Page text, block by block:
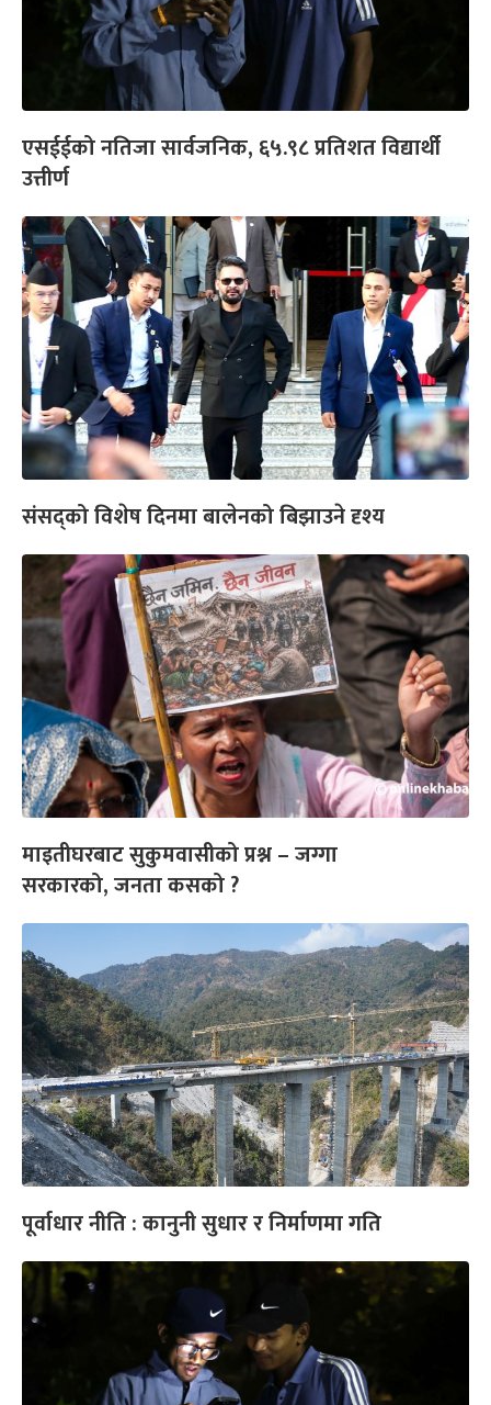
एसईईको नतिजा सार्वजनिक, ६५.९८ प्रतिशत विद्यार्थी
उत्तीर्ण
संसद्को विशेष दिनमा बालेनको बिझाउने दृश्य
माइतीघरबाट सुकुमवासीको प्रश्न – जग्गा
सरकारको, जनता कसको ?
पूर्वाधार नीति : कानुनी सुधार र निर्माणमा गति